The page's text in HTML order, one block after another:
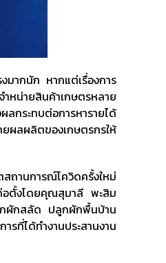
มากนัก หากแต่เรื่องการ
หน่ายสินค้าเกษตรหลาย
กระทบต่อการหารายได้
ผลผลิตของเกษตรกรให้
านการณ์โควิดครั้งใหม่
อตั้งโดยคุณสุมาลี พะสิม
กผักสลัด ปลูกผักพื้นบ้าน
ที่ได้ทำงานประสานงาน